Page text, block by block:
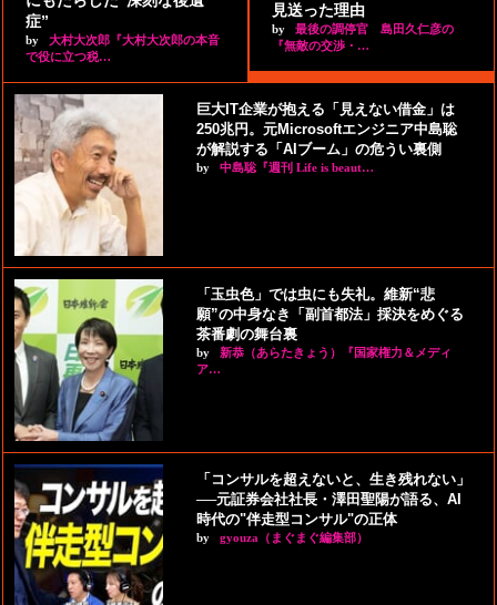
症”
by
大村大次郎『大村大次郎の本音
で役に立つ税…
見送った理由
by
最後の調停官 島田久仁彦の
『無敵の交渉・…
巨大IT企業が抱える「見えない借金」は
250兆円。元Microsoftエンジニア中島聡
が解説する「AIブーム」の危うい裏側
by 中島聡『週刊 Life is beaut…
「玉虫色」では虫にも失礼。維新“悲
願”の中身なき「副首都法」採決をめぐる
茶番劇の舞台裏
by
新恭（あらたきょう）『国家権力＆メディ
ア…
「コンサルを超えないと、生き残れない」
──元証券会社社長・澤田聖陽が語る、AI
時代の"伴走型コンサル"の正体
by gyouza（まぐまぐ編集部）